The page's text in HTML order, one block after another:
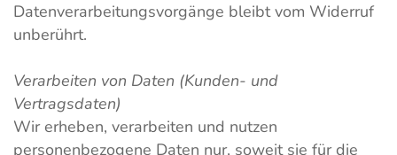
Datenverarbeitungsvorgänge bleibt vom Widerruf
unberührt.
Verarbeiten von Daten (Kunden- und
Vertragsdaten)
Wir erheben, verarbeiten und nutzen
personenbezogene Daten nur, soweit sie für die